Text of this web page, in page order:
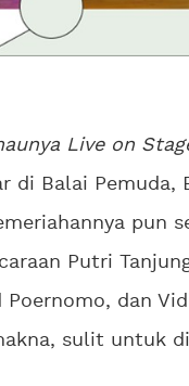
Live on
di Balai Pemuda,
pun
Putri
Poernomo, dan
sulit untuk